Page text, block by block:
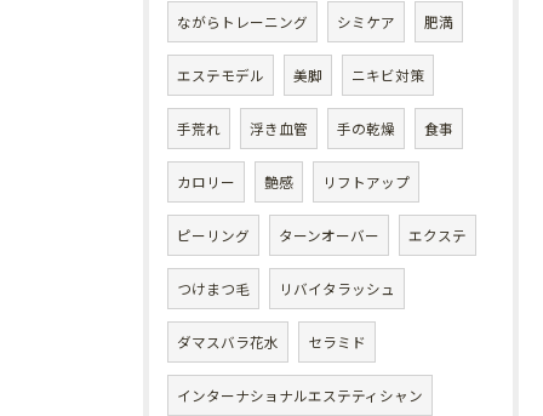
ながらトレーニング シミケア 肥満
エステモデル 美脚 ニキビ対策
手荒れ 浮き血管 手の乾燥 食事
カロリー 艶感 リフトアップ
ピーリング ターンオーバー エクステ
つけまつ毛 リバイタラッシュ
ダマスバラ花水 セラミド
インターナショナルエステティシャン